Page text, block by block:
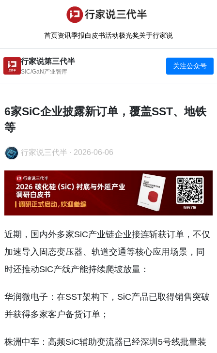
首页资讯季报白皮书活动极光奖关于行家说
行家说第三代半
SiC/GaN产业智库
关注公众号
6家SiC企业披露新订单，覆盖SST、地铁
等
行家说三代半 · 2026-06-06
近期，国内外多家SiC产业链企业接连斩获订单，不仅
加速导入固态变压器、轨道交通等核心应用场景，同
时还推动SiC产线产能持续爬坡放量：
华润微电子：在SST架构下，SiC产品已取得销售突破
并获得多家客户备货订单；
株洲中车：高频SiC辅助变流器已经深圳5号线批量装